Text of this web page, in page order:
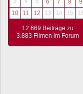
6 7 8
9
10
11 12 13 14 15
12.669 Beiträge zu
3.883 Filmen im Forum